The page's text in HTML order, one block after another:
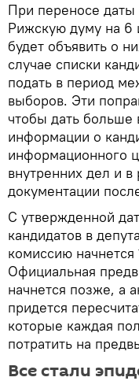
При переносе
Рижскую думу на
будет объявить о
случае списки
подать в период
выборов. Эти
чтобы дать больше
информации о
информационного
внутренних дел и в
документации
С утвержденной
кандидатов в
комиссию начнется
Официальная
начнется позже, а
придется
которые каждая
потратить на
Все стали